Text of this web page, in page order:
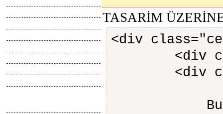
TASARİM
<div
<div
<div
Bu Servis